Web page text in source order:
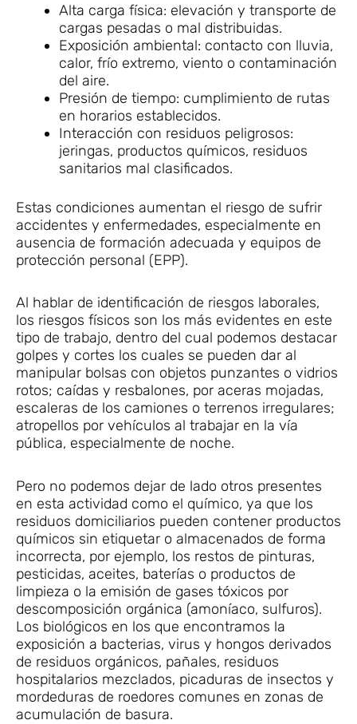
Alta carga física: elevación y transporte de
cargas pesadas o mal distribuidas.
Exposición ambiental: contacto con lluvia,
calor, frío extremo, viento o contaminación
del aire.
Presión de tiempo: cumplimiento de rutas
en horarios establecidos.
Interacción con residuos peligrosos:
jeringas, productos químicos, residuos
sanitarios mal clasificados.
Estas condiciones aumentan el riesgo de sufrir
accidentes y enfermedades, especialmente en
ausencia de formación adecuada y equipos de
protección personal (EPP).
Al hablar de identificación de riesgos laborales,
los riesgos físicos son los más evidentes en este
tipo de trabajo, dentro del cual podemos destacar
golpes y cortes los cuales se pueden dar al
manipular bolsas con objetos punzantes o vidrios
rotos; caídas y resbalones, por aceras mojadas,
escaleras de los camiones o terrenos irregulares;
atropellos por vehículos al trabajar en la vía
pública, especialmente de noche.
Pero no podemos dejar de lado otros presentes
en esta actividad como el químico, ya que los
residuos domiciliarios pueden contener productos
químicos sin etiquetar o almacenados de forma
incorrecta, por ejemplo, los restos de pinturas,
pesticidas, aceites, baterías o productos de
limpieza o la emisión de gases tóxicos por
descomposición orgánica (amoníaco, sulfuros).
Los biológicos en los que encontramos la
exposición a bacterias, virus y hongos derivados
de residuos orgánicos, pañales, residuos
hospitalarios mezclados, picaduras de insectos y
mordeduras de roedores comunes en zonas de
acumulación de basura.